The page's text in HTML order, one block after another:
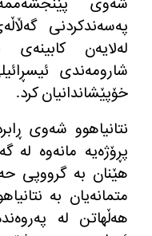
په‌سه‌ندكردنی
له‌لایه‌ن
شارومه‌ندی
خۆپێشاندانیان كرد.
نتانیاهوو شه‌وی
پڕۆژه‌یه‌ مانه‌وه‌ له‌
هێنان به‌ گرووپی
متمانه‌یان به‌
هه‌ڵهاتن له‌